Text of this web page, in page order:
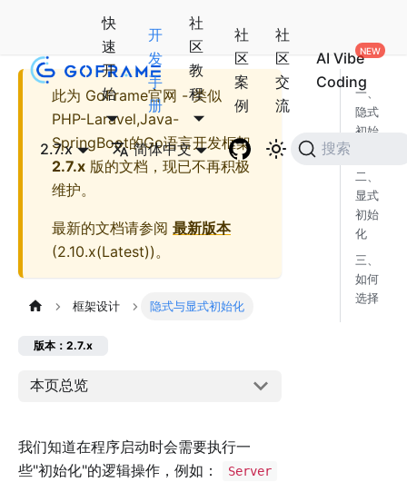
快
速
开
始
开
发
手
册
社
区
教
程
社
区
案
例
社
区
交
流
AI Vibe
Coding
2.7.x 简体中文 搜索
此为 GoFrame官网 - 类似
PHP-Laravel,Java-
SpringBoot的Go语言开发框架
2.7.x 版的文档，现已不再积极
维护。
最新的文档请参阅 最新版本
(2.10.x(Latest))。
框架设计 隐式与显式初始化
版本：2.7.x
本页总览
我们知道在程序启动时会需要执行一
些"初始化"的逻辑操作，例如：
Server
一、
隐式
初始
二、
显式
初始
化
三、
如何
选择